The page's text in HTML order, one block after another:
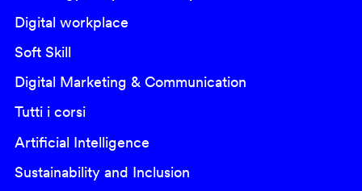
Digital workplace
Soft Skill
Digital Marketing & Communication
Tutti i corsi
Artificial Intelligence
Sustainability and Inclusion